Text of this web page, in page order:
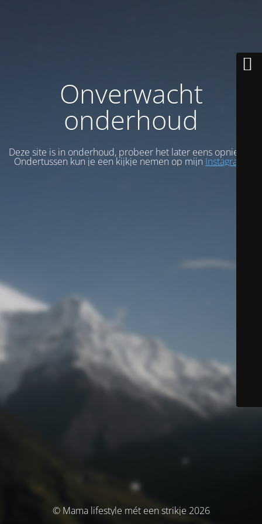
Onverwacht
onderhoud
Deze site is in onderhoud, probeer het later eens opnieuw.
Ondertussen kun je een kijkje nemen op mijn Instagram
© Mama lifestyle mét een strikje 2026